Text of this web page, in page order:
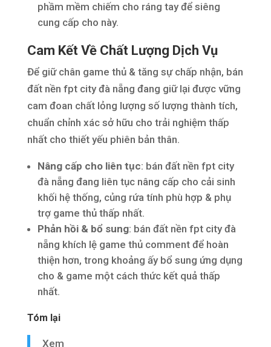
phầm mềm chiếm cho ráng tay để siêng
cung cấp cho này.
Cam Kết Về Chất Lượng Dịch Vụ
Để giữ chân game thủ & tăng sự chấp nhận, bán
đất nền fpt city đà nẵng đang giữ lại được vững
cam đoan chất lỏng lượng số lượng thành tích,
chuẩn chỉnh xác sở hữu cho trải nghiệm thấp
nhất cho thiết yếu phiên bản thân.
Nâng cấp cho liên tục: bán đất nền fpt city
đà nẵng đang liên tục nâng cấp cho cải sinh
khối hệ thống, củng rứa tính phù hợp & phụ
trợ game thủ thấp nhất.
Phản hồi & bổ sung: bán đất nền fpt city đà
nẵng khích lệ game thủ comment để hoàn
thiện hơn, trong khoảng ấy bổ sung ứng dụng
cho & game một cách thức kết quả thấp
nhất.
Tóm lại
Xem